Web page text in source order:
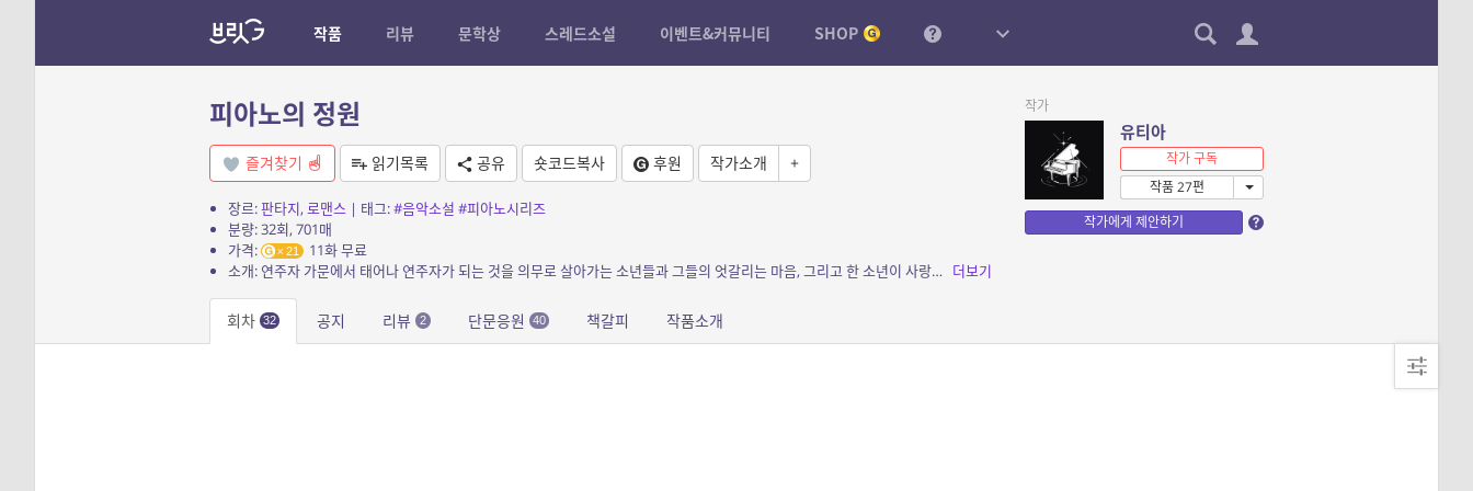
작품 리뷰 문학상 스레드소설 이벤트&커뮤니티 SHOP
피아노의 정원
즐겨찾기 읽기목록 공유 숏코드복사 후원 작가소개 +
장르:판타지, 로맨스| 태그:#음악소설 #피아노시리즈
분량: 32회, 701매
가격:
21
11화 무료
소개: 연주자 가문에서 태어나 연주자가 되는 것을 의무로 살아가는 소년들과 그들의 엇갈리는 마음, 그리고 한 소년이 사랑했던 피아노의 유령 이야기. 더보기
작가
유티아
작가 구독
작품 27편
작가에게 제안하기
회차 32 공지 리뷰 2 단문응원 40 책갈피 작품소개